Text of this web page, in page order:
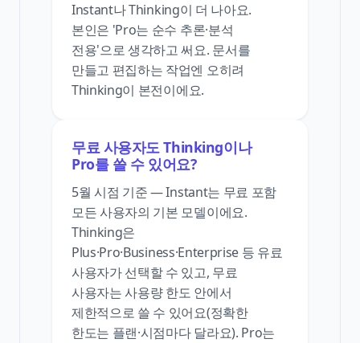
Instant나 Thinking이 더 나아요.
본인은 'Pro는 순수 추론·분석
전용'으로 생각하고 써요. 문서를
만들고 편집하는 작업엔 오히려
Thinking이 본전이에요.
무료 사용자도 Thinking이나
Pro를 쓸 수 있어요?
5월 시점 기준 — Instant는 무료 포함
모든 사용자의 기본 모델이에요.
Thinking은
Plus·Pro·Business·Enterprise 등 유료
사용자가 선택할 수 있고, 무료
사용자는 사용량 한도 안에서
제한적으로 쓸 수 있어요(정확한
한도는 플랜·시점마다 달라요). Pro는